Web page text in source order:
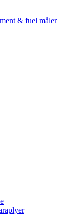
& fuel måler